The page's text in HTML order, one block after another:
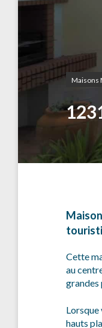
Maisons
Cette
au
grandes
Lorsque
hauts